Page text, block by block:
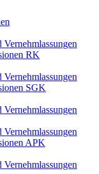
Vernehmlassungen
RK
Vernehmlassungen
SGK
Vernehmlassungen
Vernehmlassungen
APK
Vernehmlassungen